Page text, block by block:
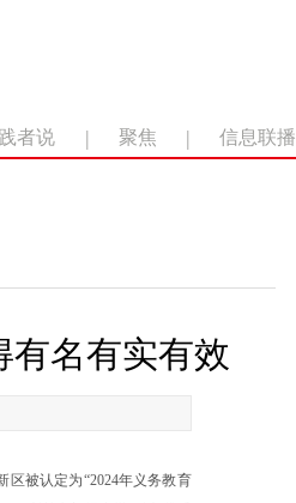
者说 | 聚焦 | 信息联播
有名有实有效
区被认定为“2024年义务教育